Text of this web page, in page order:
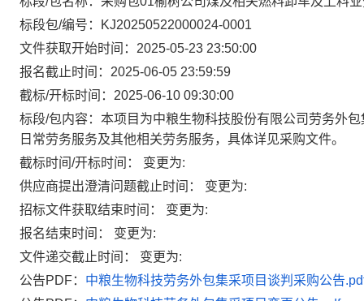
标段包/编号：KJ20250522000024-0001
文件获取开始时间：2025-05-23 23:50:00
报名截止时间：2025-06-05 23:59:59
截标/开标时间：2025-06-10 09:30:00
标段/包内容：本项目为中粮生物科技股份有限公司劳务外
日常劳务服务及其他相关劳务服务，具体详见采购文件。
截标时间/开标时间： 变更为:
供应商提出澄清问题截止时间： 变更为:
招标文件获取结束时间： 变更为:
报名结束时间： 变更为:
文件递交截止时间： 变更为:
公告PDF： 中粮生物科技劳务外包集采项目谈判采购公告